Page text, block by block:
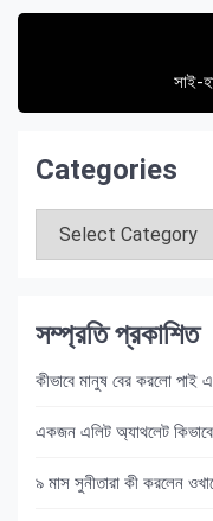
সাই-
Categories
সম্প্রতি প্রকাশিত
কীভাবে মানুষ বের করলো পাই
একজন এলিট অ্যাথলেট কিভাবে
৯ মাস সুনীতারা কী করলেন